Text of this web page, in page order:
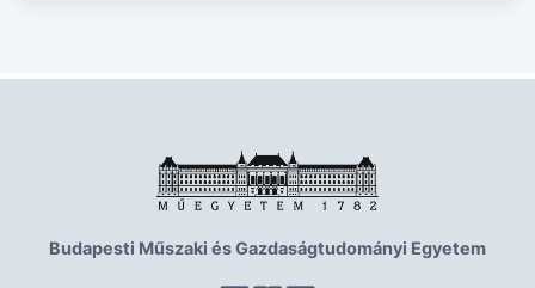
Budapesti Műszaki és Gazdaságtudományi Egyetem